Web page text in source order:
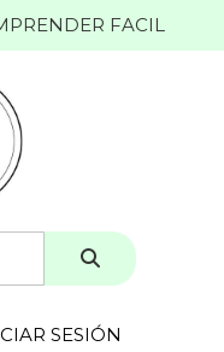
FACIL
SESIÓN